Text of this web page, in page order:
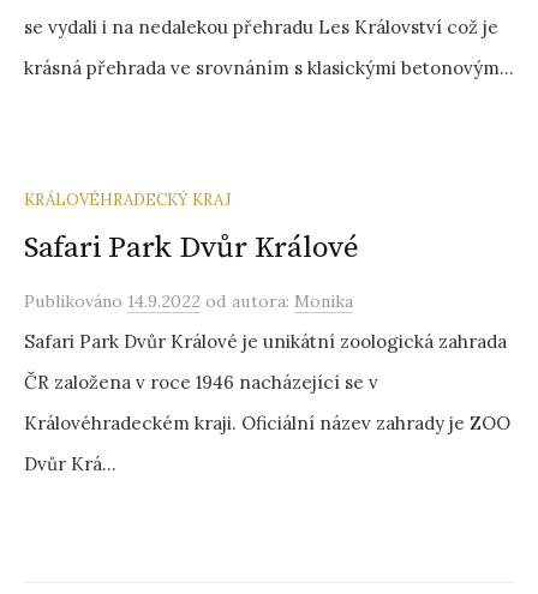
se vydali i na nedalekou přehradu Les Království což je
krásná přehrada ve srovnáním s klasickými betonovým...
KRÁLOVÉHRADECKÝ KRAJ
Safari Park Dvůr Králové
Publikováno 14.9.2022 od autora: Monika
Safari Park Dvůr Králové je unikátní zoologická zahrada
ČR založena v roce 1946 nacházející se v
Královéhradeckém kraji. Oficiální název zahrady je ZOO
Dvůr Krá...